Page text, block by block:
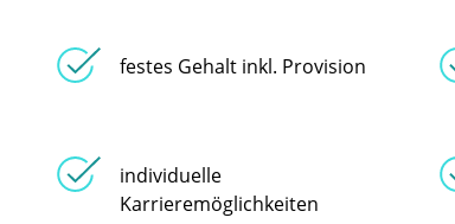
festes Gehalt inkl. Provision
individuelle
Karrieremöglichkeiten